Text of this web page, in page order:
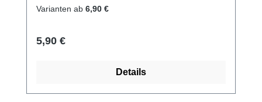
Freunde, Bekannte, Hochzeiten, Geburtstage
PVC-Werbebanner nach Ihrer Vorlage in dem
umweltfreundlich mit der neuesten LATEX-
Varianten ab 6,90 €
Regulärer Preis:
5,90 €
Details